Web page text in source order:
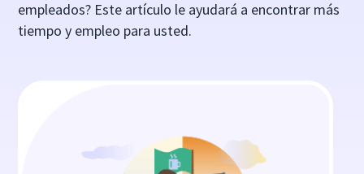
empleados? Este artículo le ayudará a encontrar más
tiempo y empleo para usted.